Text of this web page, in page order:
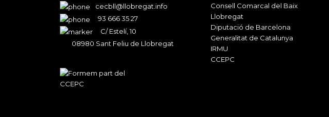
cecbll@llobregat.info
93 666 35 27
C/ Estelí, 10
08980 Sant Feliu de Llobregat
Consell Comarcal del Baix
Llobregat
Diputació de Barcelona
Generalitat de Catalunya
IRMU
CCEPC